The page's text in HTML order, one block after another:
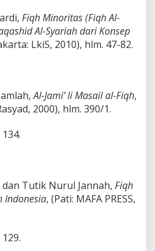
Fiqh Minoritas (Fiqh Al-
Al-Syariah dari Konsep
LkiS, 2010), hlm. 47-82.
Al-Jami’ li Masail al-Fiqh,
2000), hlm. 390/1.
Tutik Nurul Jannah, Fiqh
Indonesia, (Pati: MAFA PRESS,